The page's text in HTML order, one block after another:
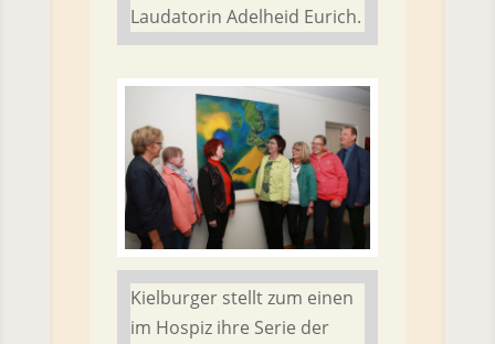
Laudatorin Adelheid Eurich.
Kielburger stellt zum einen
im Hospiz ihre Serie der